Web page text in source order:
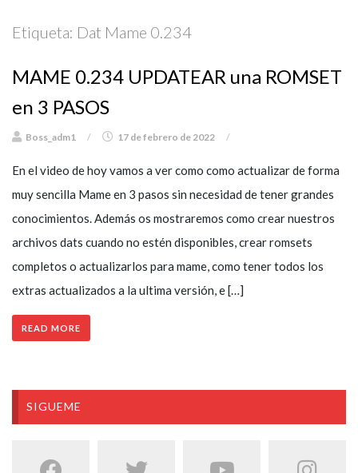
Etiqueta: Dat Mame 0.234
MAME 0.234 UPDATEAR una ROMSET
en 3 PASOS
Boss_adm1 / 17 de febrero de 2022 /
En el video de hoy vamos a ver como como actualizar de forma
muy sencilla Mame en 3 pasos sin necesidad de tener grandes
conocimientos. Además os mostraremos como crear nuestros
archivos dats cuando no estén disponibles, crear romsets
completos o actualizarlos para mame, como tener todos los
extras actualizados a la ultima versión, e […]
READ MORE
SIGUEME